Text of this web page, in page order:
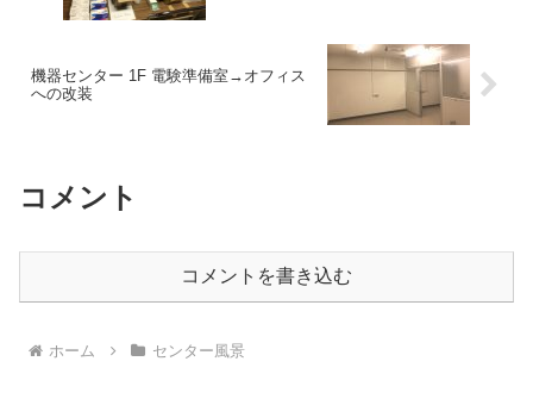
機器センター 1F 電験準備室→オフィス
への改装
コメント
コメントを書き込む
ホーム センター風景